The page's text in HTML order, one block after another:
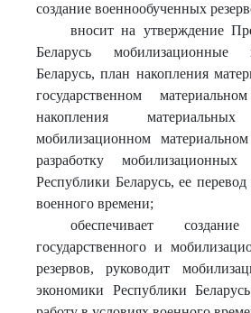
создание военнообученных
вносит на утверждение
Беларусь мобилизационные
Беларусь, план накопления
государственном
накопления
мобилизационном
разработку
Республики Беларусь, ее
военного времени;
обеспечивает
государственного и
резервов, руководит
экономики Республики